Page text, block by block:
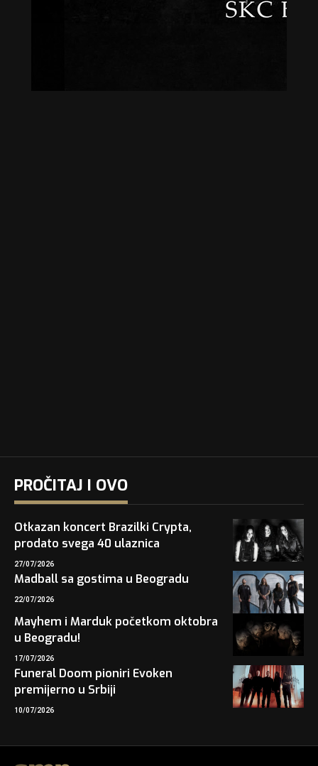
PROČITAJ I OVO
Otkazan koncert Brazilki Crypta,
prodato svega 40 ulaznica
27/07/2026
Madball sa gostima u Beogradu
22/07/2026
Mayhem i Marduk početkom oktobra
u Beogradu!
17/07/2026
Funeral Doom pioniri Evoken
premijerno u Srbiji
10/07/2026